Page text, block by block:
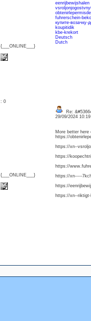
{___ONLINE___}
eenrijbewijshalen
fuhrerschein-
купите-возачку-
koupitidik
kbe-krekort
Deutsch
Dutch
: 0
{___ONLINE___}
Re:
29/09/2024
More better here
https://
https://xn--
https://
https://
https://xn-----
https://
https://xn--